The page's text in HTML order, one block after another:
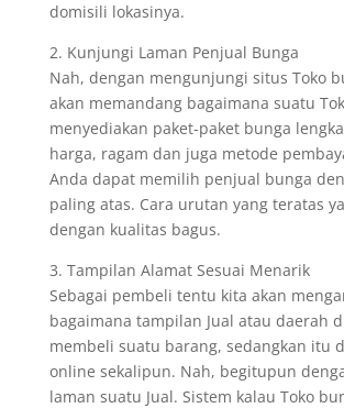
domisili lokasinya.
2. Kunjungi Laman Penjual Bunga
Nah, dengan mengunjungi situs Toko
akan memandang bagaimana suatu
menyediakan paket-paket bunga
harga, ragam dan juga metode
Anda dapat memilih penjual bunga
paling atas. Cara urutan yang teratas
dengan kualitas bagus.
3. Tampilan Alamat Sesuai Menarik
Sebagai pembeli tentu kita akan
bagaimana tampilan Jual atau daerah
membeli suatu barang, sedangkan itu
online sekalipun. Nah, begitupun
laman suatu Jual. Sistem kalau Toko